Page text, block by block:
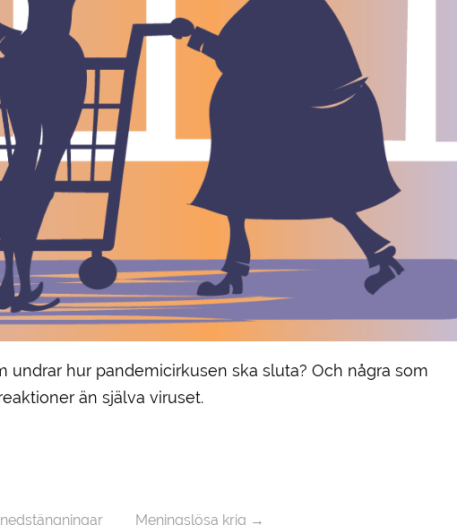
undrar hur pandemicirkusen ska sluta? Och några som
än själva viruset.
Meningslösa krig →